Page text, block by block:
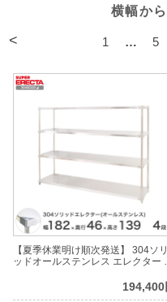
横幅か
< 1 … 5
【夏季休業明け順次発送】 304ソリ
ッドオールステンレス エレクター
46.1cmx高さ138.4cm PSポール ダ
カスト・アジャストボルト付 4段
194,400